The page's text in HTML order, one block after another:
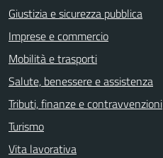
Giustizia e sicurezza pubblica
Imprese e commercio
Mobilità e trasporti
Salute, benessere e assistenza
Tributi, finanze e contravvenzioni
Turismo
Vita lavorativa